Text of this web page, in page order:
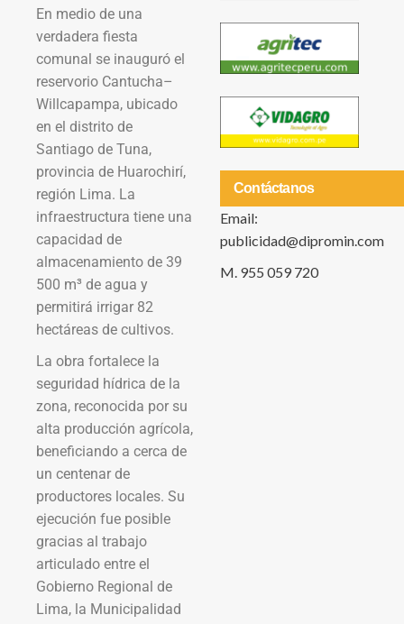
En medio de una
verdadera fiesta
comunal se inauguró el
reservorio Cantucha–
Willcapampa, ubicado
en el distrito de
Santiago de Tuna,
provincia de Huarochirí,
región Lima. La
infraestructura tiene una
capacidad de
almacenamiento de 39
500 m³ de agua y
permitirá irrigar 82
hectáreas de cultivos.
La obra fortalece la
seguridad hídrica de la
zona, reconocida por su
alta producción agrícola,
beneficiando a cerca de
un centenar de
productores locales. Su
ejecución fue posible
gracias al trabajo
articulado entre el
Gobierno Regional de
Lima, la Municipalidad
Contáctanos
Email:
publicidad@dipromin.com
M. 955 059 720